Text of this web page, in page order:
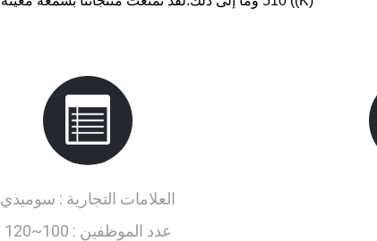
العلامات التجارية : سوميدي
عدد الموظفين : 100~120